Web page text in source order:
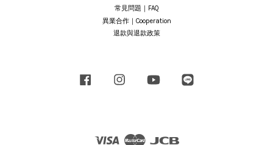
常見問題｜FAQ
異業合作｜Cooperation
退款與退款政策
Facebook Instagram YouTube
Visa Master